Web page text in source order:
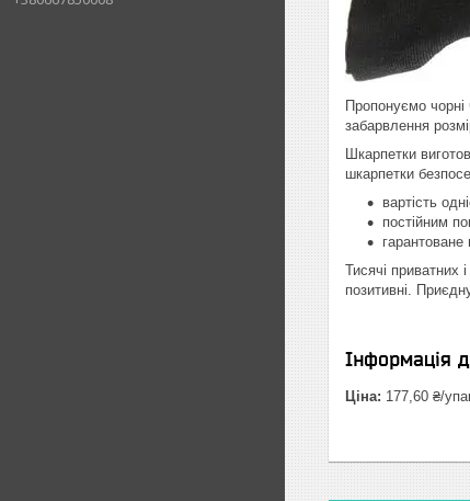
Пропонуємо чорні
забарвлення
Шкарпетки
шкарпетки
вартість
постійним
гарантоване
Тисячі приватних
позитивні.
Інформація
Ціна: 177,60 ₴/